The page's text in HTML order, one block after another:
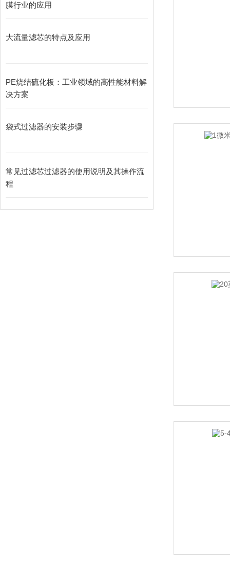
膜行业的应用
大流量滤芯的特点及应用
PE烧结硫化板：工业领域的高性能材料解
决方案
袋式过滤器的安装步骤
常见过滤芯过滤器的使用说明及其操作流
程